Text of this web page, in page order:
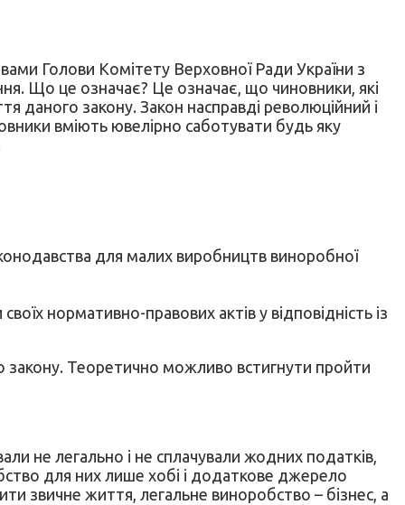
Голови Комітету Верховної Ради України з
Що це означає? Це означає, що чиновники, які
даного закону. Закон насправді революційний і
вміють ювелірно саботувати будь яку
для малих виробництв виноробної
нормативно-правових актів у відповідність із
закону. Теоретично можливо встигнути пройти
не легально і не сплачували жодних податків,
для них лише хобі і додаткове джерело
звичне життя, легальне виноробство – бізнес, а